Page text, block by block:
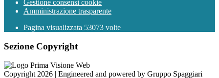
Gestione consensi cookie
Amministrazione trasparente
Pagina visualizzata 53073 volte
Sezione Copyright
Copyright 2026 | Engineered and powered by Gruppo Spaggiari